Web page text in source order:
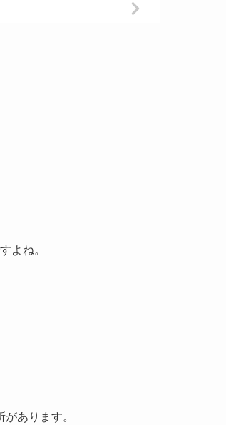
よね。
あります。